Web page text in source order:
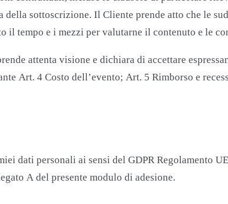
sottoscrizione. Il Cliente prende atto che le
il tempo e i mezzi per valutarne il contenuto e le
attenta visione e dichiara di accettare
Art. 4 Costo dell’evento; Art. 5 Rimborso e
dati personali ai sensi del GDPR Regolamento
A del presente modulo di adesione.